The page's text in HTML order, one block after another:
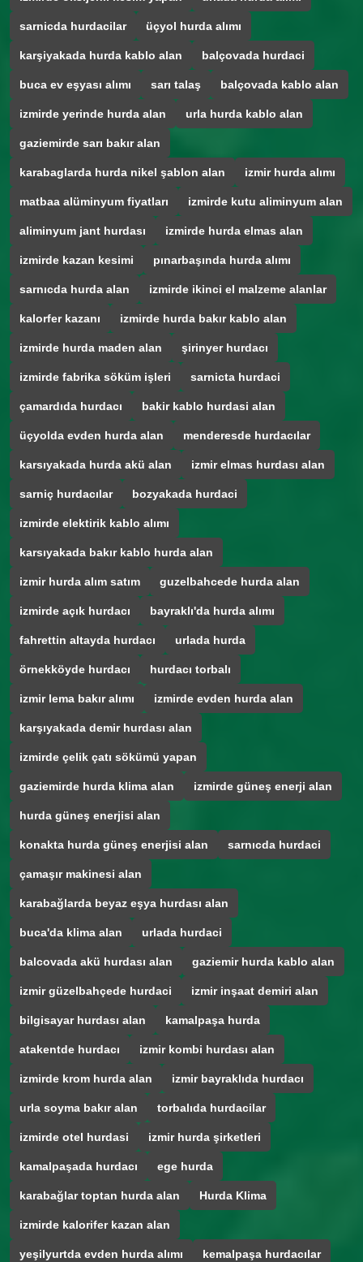
sarnicda hurdacilar üçyol hurda alımı
karşiyakada hurda kablo alan balçovada hurdaci
buca ev eşyası alımı sarı talaş balçovada kablo alan
izmirde yerinde hurda alan urla hurda kablo alan
gaziemirde sarı bakır alan
karabaglarda hurda nikel şablon alan izmir hurda alımı
matbaa alüminyum fiyatları izmirde kutu aliminyum alan
aliminyum jant hurdası izmirde hurda elmas alan
izmirde kazan kesimi pınarbaşında hurda alımı
sarnıcda hurda alan izmirde ikinci el malzeme alanlar
kalorfer kazanı izmirde hurda bakır kablo alan
izmirde hurda maden alan şirinyer hurdacı
izmirde fabrika söküm işleri sarnicta hurdaci
çamardıda hurdacı bakir kablo hurdasi alan
üçyolda evden hurda alan menderesde hurdacılar
karsıyakada hurda akü alan izmir elmas hurdası alan
sarniç hurdacılar bozyakada hurdaci
izmirde elektirik kablo alımı
karsıyakada bakır kablo hurda alan
izmir hurda alım satım guzelbahcede hurda alan
izmirde açık hurdacı bayraklı'da hurda alımı
fahrettin altayda hurdacı urlada hurda
örnekköyde hurdacı hurdacı torbalı
izmir lema bakır alımı izmirde evden hurda alan
karşıyakada demir hurdası alan
izmirde çelik çatı sökümü yapan
gaziemirde hurda klima alan izmirde güneş enerji alan
hurda güneş enerjisi alan
konakta hurda güneş enerjisi alan sarnıcda hurdaci
çamaşır makinesi alan
karabağlarda beyaz eşya hurdası alan
buca'da klima alan urlada hurdaci
balcovada akü hurdası alan gaziemir hurda kablo alan
izmir güzelbahçede hurdaci izmir inşaat demiri alan
bilgisayar hurdası alan kamalpaşa hurda
atakentde hurdacı izmir kombi hurdası alan
izmirde krom hurda alan izmir bayraklıda hurdacı
urla soyma bakır alan torbalıda hurdacilar
izmirde otel hurdasi izmir hurda şirketleri
kamalpaşada hurdacı ege hurda
karabağlar toptan hurda alan Hurda Klima
izmirde kalorifer kazan alan
yeşilyurtda evden hurda alımı kemalpaşa hurdacılar